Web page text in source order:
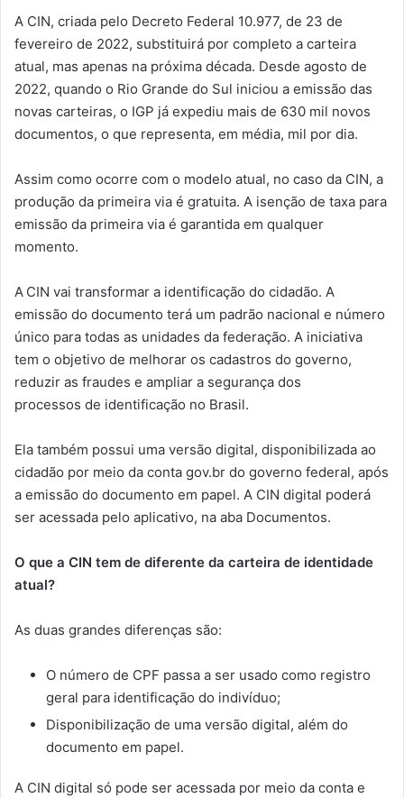
A CIN, criada pelo Decreto Federal 10.977, de 23 de
fevereiro de 2022, substituirá por completo a carteira
atual, mas apenas na próxima década. Desde agosto de
2022, quando o Rio Grande do Sul iniciou a emissão das
novas carteiras, o IGP já expediu mais de 630 mil novos
documentos, o que representa, em média, mil por dia.
Assim como ocorre com o modelo atual, no caso da CIN, a
produção da primeira via é gratuita. A isenção de taxa para
emissão da primeira via é garantida em qualquer
momento.
A CIN vai transformar a identificação do cidadão. A
emissão do documento terá um padrão nacional e número
único para todas as unidades da federação. A iniciativa
tem o objetivo de melhorar os cadastros do governo,
reduzir as fraudes e ampliar a segurança dos
processos de identificação no Brasil.
Ela também possui uma versão digital, disponibilizada ao
cidadão por meio da conta gov.br do governo federal, após
a emissão do documento em papel. A CIN digital poderá
ser acessada pelo aplicativo, na aba Documentos.
O que a CIN tem de diferente da carteira de identidade
atual?
As duas grandes diferenças são:
O número de CPF passa a ser usado como registro
geral para identificação do indivíduo;
Disponibilização de uma versão digital, além do
documento em papel.
A CIN digital só pode ser acessada por meio da conta e